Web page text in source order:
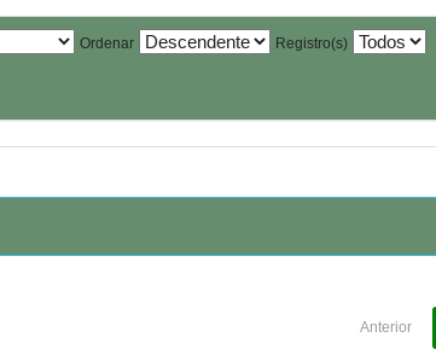
Ordenar Registro(s)
Anterior